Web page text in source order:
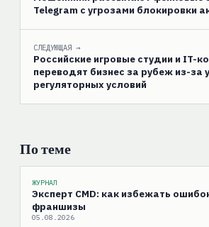
Telegram с угрозами блокировки
СЛЕДУЮЩАЯ →
Российские игровые студии и IT-
переводят бизнес за рубеж из-за
регуляторных условий
По теме
ЖУРНАЛ
Эксперт CMD: как избежать
франшизы
05.08.2026